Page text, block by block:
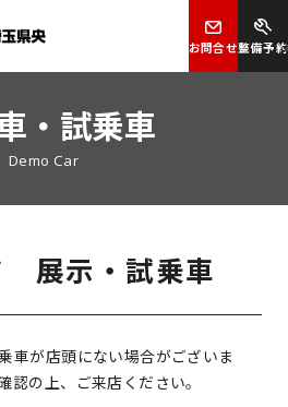
お問合せ整備予約
・試乗車
Demo Car
展示・試乗車
車が店頭にない場合がございま
認の上、ご来店ください。